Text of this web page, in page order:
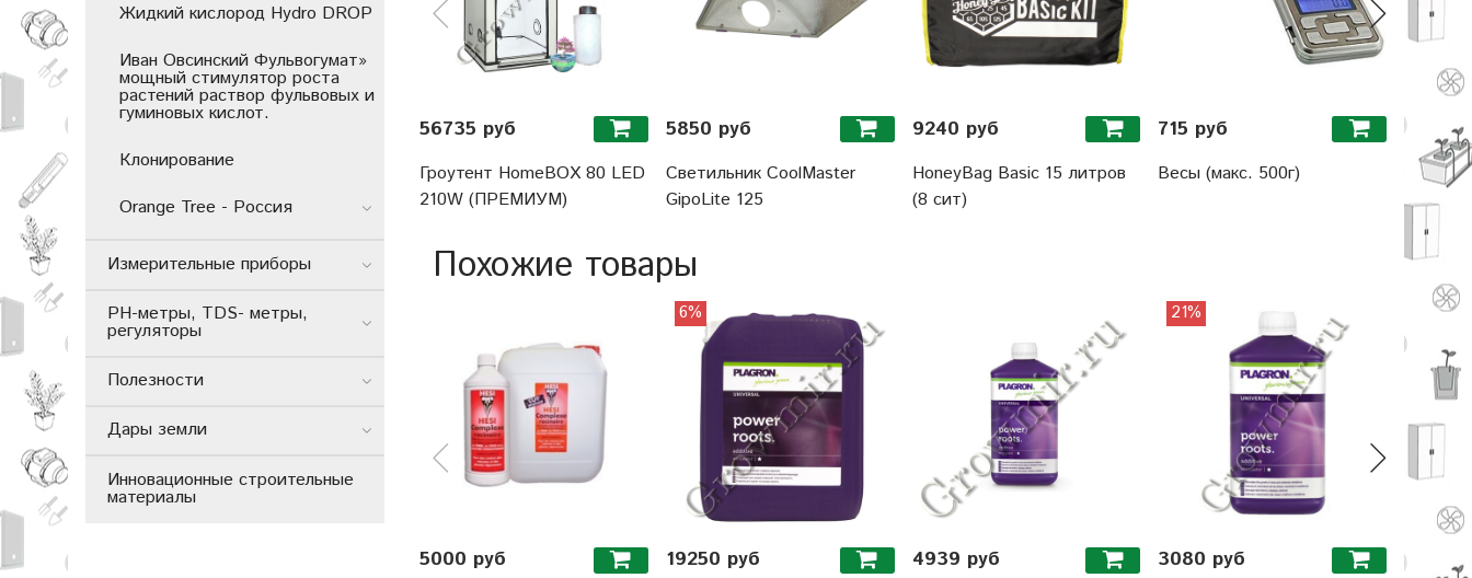
56735 руб
Гроутент HomeBOX 80 LED
210W (ПРЕМИУМ)
5850 руб
Светильник CoolMaster
GipoLite 125
9240 руб
HoneyBag Basic 15 литров
(8 сит)
715 руб
Весы (макс. 500г)
52877
LED
Похожие товары
5000 руб
6%
19250 руб 4939 руб
21%
3080 руб
16%
1760
Жидкий кислород Hydro DROP
Иван Овсинский Фульвогумат»
мощный стимулятор роста
растений раствор фульвовых и
гуминовых кислот.
Клонирование
Orange Tree - Россия
Измерительные приборы
РН-метры, TDS- метры,
регуляторы
Полезности
Дары земли
Инновационные строительные
материалы